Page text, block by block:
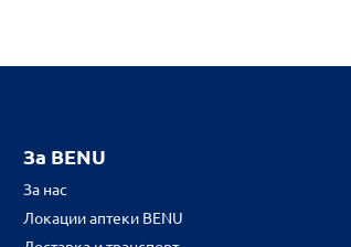
За BENU
За нас
Локации аптеки BENU